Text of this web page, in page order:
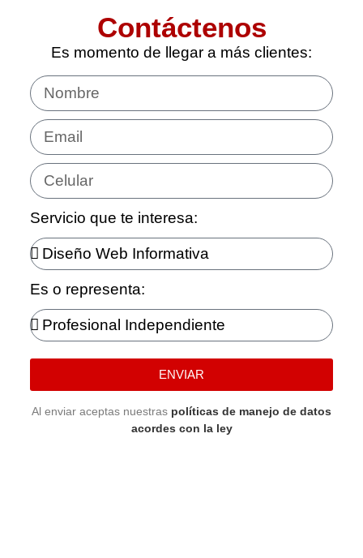
Contáctenos
Es momento de llegar a más clientes:
Servicio que te interesa:
Es o representa:
ENVIAR
Al enviar aceptas nuestras políticas de manejo de datos
acordes con la ley